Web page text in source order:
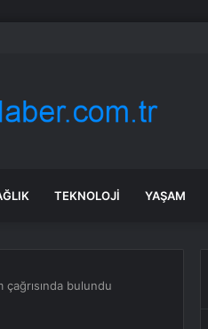
üzdü: Kimse beni ziyarete gelmiyor
TEKNOLOJI YAŞAM
bulundu